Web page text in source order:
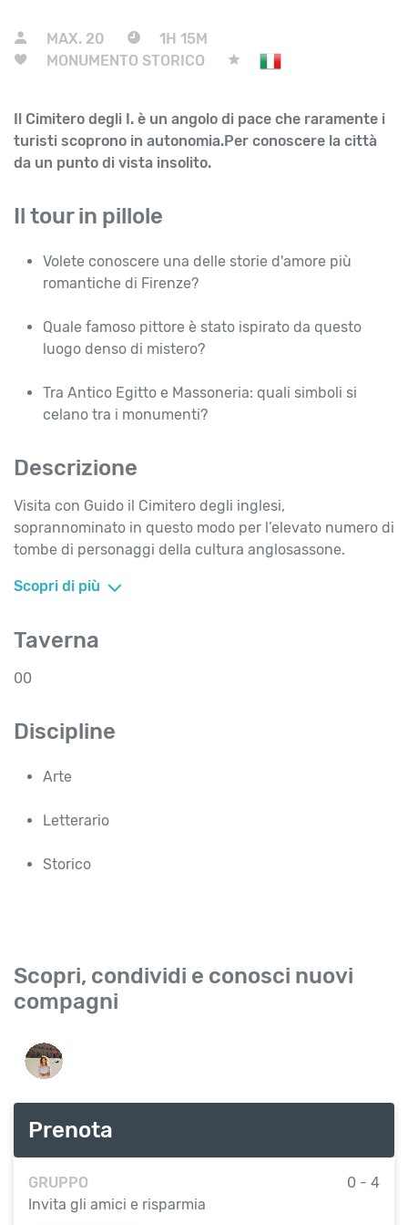
MAX. 20
1H 15M
MONUMENTO STORICO
Il Cimitero degli I. è un angolo di pace che raramente i
turisti scoprono in autonomia.Per conoscere la città
da un punto di vista insolito.
Il tour in pillole
Volete conoscere una delle storie d'amore più
romantiche di Firenze?
Quale famoso pittore è stato ispirato da questo
luogo denso di mistero?
Tra Antico Egitto e Massoneria: quali simboli si
celano tra i monumenti?
Descrizione
Visita con Guido il Cimitero degli inglesi,
soprannominato in questo modo per l’elevato numero di
tombe di personaggi della cultura anglosassone.
Scopri di più
Taverna
00
Discipline
Arte
Letterario
Storico
Scopri, condividi e conosci nuovi
compagni
Prenota
GRUPPO
0 - 4
Invita gli amici e risparmia